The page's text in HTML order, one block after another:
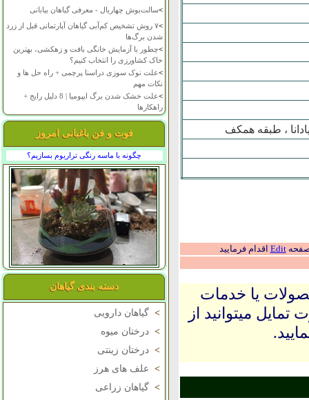
>سالت‌بوش چهاربال - معرفی گیاهان بیابانی
>
۷ روش تشخیص کم‌آبی گیاهان آپارتمانی قبل از زرد
شدن برگ‌ها
>چطور با آزمایش خانگی بافت و زهکشی، بهترین
خاک کشاورزی را انتخاب کنیم؟
>علت نوک سوزی دراسنا پرچمی + راه حل ها و
نکات مهم
>
علت خشک شدن برگ ایپومیا | 8 دلیل رایج +
راهکارها
فوت و فن باغبانی امروز
چگونه با ماسه رنگی تراریوم بسازیم؟
دسته بندی گیاهان
> گیاهان دارویی
> درختان میوه
> درختان زینتی
> علف های هرز
> گیاهان زراعی
، طبقه همکف
صفحهEdit اقدام فرمایید
یا خدمات
میتوانید از